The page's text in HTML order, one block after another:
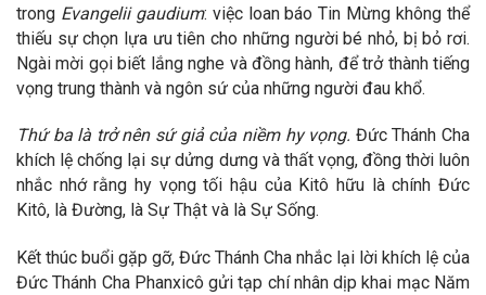
trong Evangelii gaudium: việc loan báo Tin Mừng không thể
thiếu sự chọn lựa ưu tiên cho những người bé nhỏ, bị bỏ rơi.
Ngài mời gọi biết lắng nghe và đồng hành, để trở thành tiếng
vọng trung thành và ngôn sứ của những người đau khổ.
Thứ ba là trở nên sứ giả của niềm hy vọng. Đức Thánh Cha
khích lệ chống lại sự dửng dưng và thất vọng, đồng thời luôn
nhắc nhớ rằng hy vọng tối hậu của Kitô hữu là chính Đức
Kitô, là Đường, là Sự Thật và là Sự Sống.
Kết thúc buổi gặp gỡ, Đức Thánh Cha nhắc lại lời khích lệ của
Đức Thánh Cha Phanxicô gửi tạp chí nhân dịp khai mạc Năm